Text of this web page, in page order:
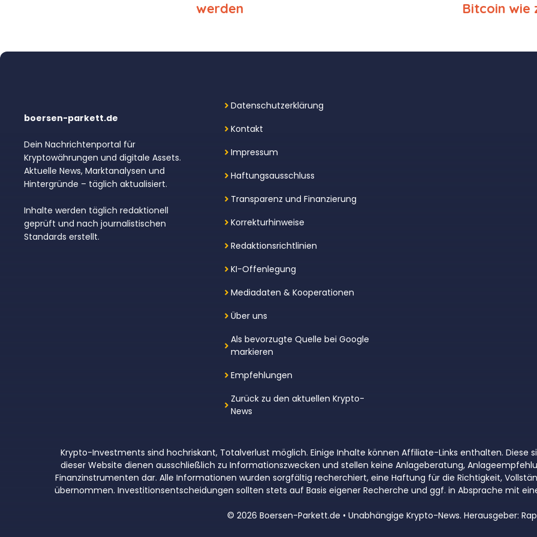
werden
Bitcoin wie
boersen-parkett.de
Dein Nachrichtenportal für
Kryptowährungen und digitale Assets.
Aktuelle News, Marktanalysen und
Hintergründe – täglich aktualisiert.
Inhalte werden täglich redaktionell
geprüft und nach journalistischen
Standards erstellt.
Datenschutzerklärung
Kontakt
Impressum
Haftungsausschluss
Transparenz und Finanzierung
Korrekturhinweise
Redaktionsrichtlinien
KI-Offenlegung
Mediadaten & Kooperationen
Über uns
Als bevorzugte Quelle bei Google
markieren
Empfehlungen
Zurück zu den aktuellen Krypto-
News
Krypto-Investments sind hochriskant, Totalverlust möglich. Einige Inhalte können Affiliate-Links enthalten. Diese
dieser Website dienen ausschließlich zu Informationszwecken und stellen keine Anlageberatung,
Finanzinstrumenten dar. Alle Informationen wurden sorgfältig recherchiert, eine Haftung für die Richtigkeit,
übernommen. Investitionsentscheidungen sollten stets auf Basis eigener Recherche und ggf. in Absprache mit
© 2026 Boersen-Parkett.de • Unabhängige Krypto-News. Herausgeber: